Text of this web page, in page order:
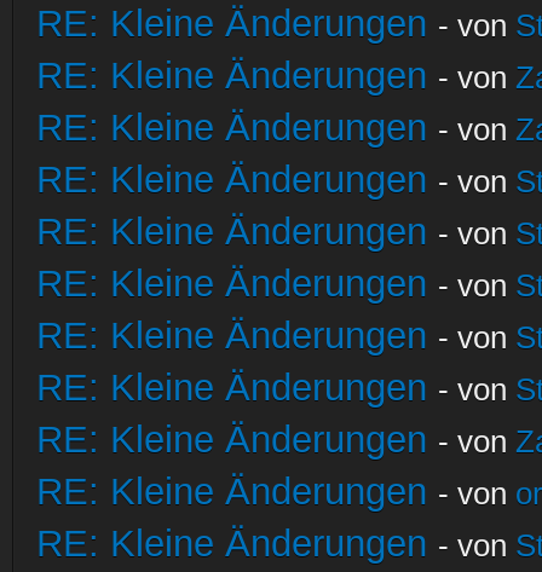
RE: Kleine Änderungen - von
RE: Kleine Änderungen - von
RE: Kleine Änderungen - von
RE: Kleine Änderungen - von
RE: Kleine Änderungen - von
RE: Kleine Änderungen - von
RE: Kleine Änderungen - von
RE: Kleine Änderungen - von
RE: Kleine Änderungen - von
RE: Kleine Änderungen - von
RE: Kleine Änderungen - von